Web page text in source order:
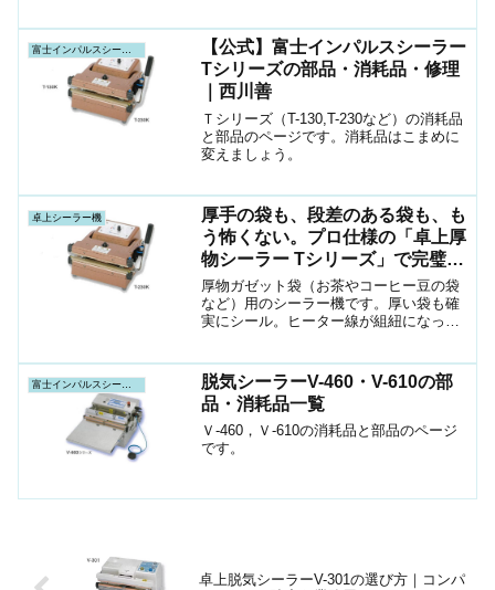
富士インパルスシーラー機
【公式】富士インパルスシーラー
Tシリーズの部品・消耗品・修理
｜西川善
Ｔシリーズ（T-130,T-230など）の消耗品
と部品のページです。消耗品はこまめに
変えましょう。
卓上シーラー機
厚手の袋も、段差のある袋も、も
う怖くない。プロ仕様の「卓上厚
物シーラー Tシリーズ」で完璧な
密閉を。
厚物ガゼット袋（お茶やコーヒー豆の袋
など）用のシーラー機です。厚い袋も確
実にシール。ヒーター線が組紐になった
富士インパルスシーラー機
脱気シーラーV-460・V-610の部
品・消耗品一覧
Ｖ-460，Ｖ-610の消耗品と部品のページ
です。
卓上脱気シーラーV-301の選び方｜コンパ